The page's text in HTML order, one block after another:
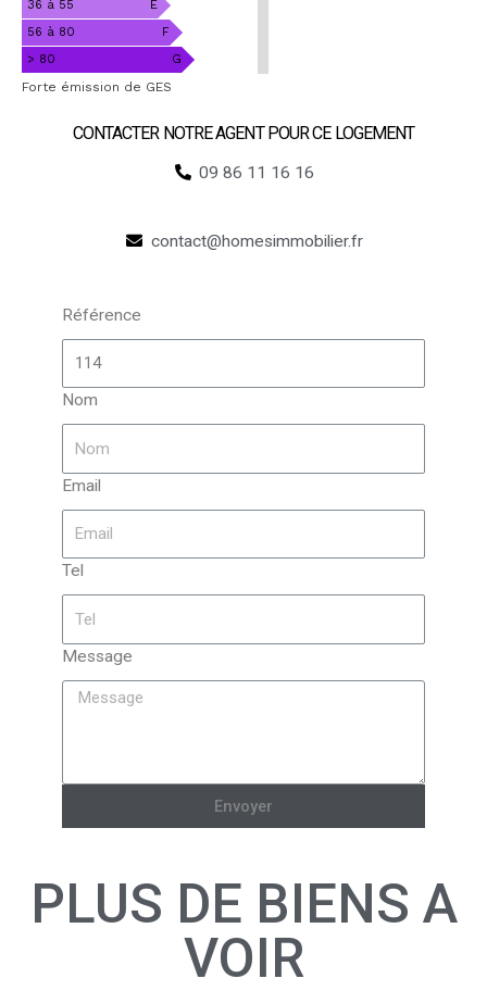
36 à 55
E
56 à 80
F
> 80
G
Forte émission de GES
CONTACTER NOTRE AGENT POUR CE LOGEMENT​
09 86 11 16 16
contact@homesimmobilier.fr
Référence
Nom
Email
Tel
Message
Envoyer
PLUS DE BIENS A
VOIR